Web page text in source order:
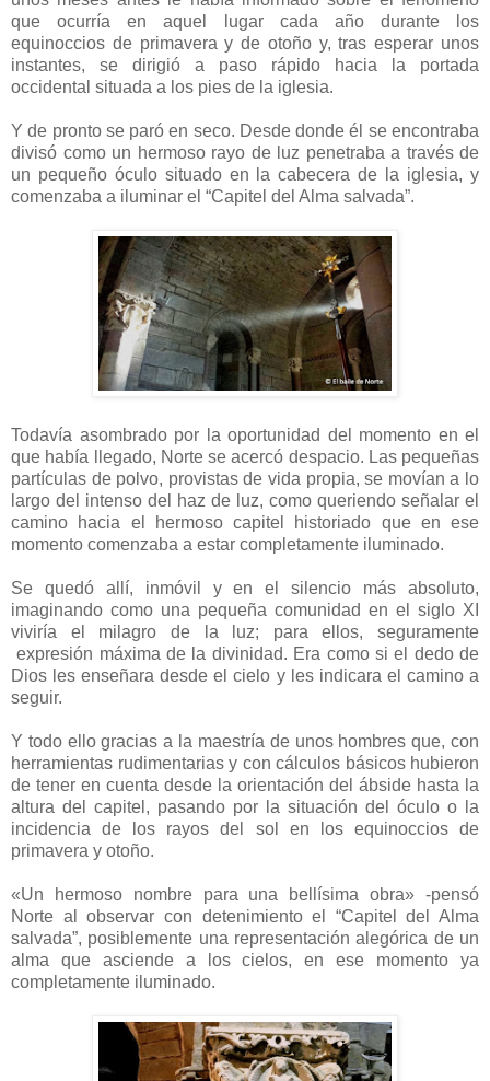
que ocurría en aquel lugar cada año durante los
equinoccios de primavera y de otoño y, tras esperar unos
instantes, se dirigió a paso rápido hacia la portada
occidental situada a los pies de la iglesia.
Y de pronto se paró en seco. Desde donde él se encontraba
divisó como un hermoso rayo de luz penetraba a través de
un pequeño óculo situado en la cabecera de la iglesia, y
comenzaba a iluminar el “Capitel del Alma salvada”.
Todavía asombrado por la oportunidad del momento en el
que había llegado, Norte se acercó despacio. Las pequeñas
partículas de polvo, provistas de vida propia, se movían a lo
largo del intenso del haz de luz, como queriendo señalar el
camino hacia el hermoso capitel historiado que en ese
momento comenzaba a estar completamente iluminado.
Se quedó allí, inmóvil y en el silencio más absoluto,
imaginando como una pequeña comunidad en el siglo XI
viviría el milagro de la luz; para ellos, seguramente
expresión máxima de la divinidad. Era como si el dedo de
Dios les enseñara desde el cielo y les indicara el camino a
seguir.
Y todo ello gracias a la maestría de unos hombres que, con
herramientas rudimentarias y con cálculos básicos hubieron
de tener en cuenta desde la orientación del ábside hasta la
altura del capitel, pasando por la situación del óculo o la
incidencia de los rayos del sol en los equinoccios de
primavera y otoño.
«Un hermoso nombre para una bellísima obra» -pensó
Norte al observar con detenimiento el “Capitel del Alma
salvada”, posiblemente una representación alegórica de un
alma que asciende a los cielos, en ese momento ya
completamente iluminado.